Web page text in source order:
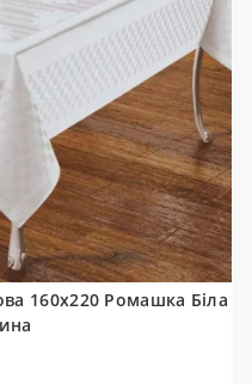
160x220 Ромашка Біла